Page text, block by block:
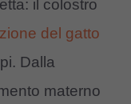
il colostro
del gatto
Dalla
materno